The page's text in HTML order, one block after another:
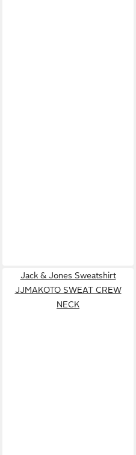
Jack & Jones Sweatshirt
JJMAKOTO SWEAT CREW
NECK